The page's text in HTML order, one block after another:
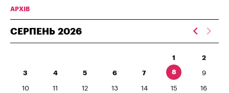
АРХІВ
СЕРПЕНЬ 2026
1 2
3 4 5 6 7 8 9
10 11 12 13 14 15 16